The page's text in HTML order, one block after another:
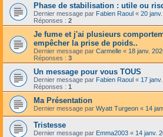
Phase de stabilisation : utile ou
Dernier message par Fabien Raoul « 20
Réponses : 2
Je fume et j'ai plusieurs
empêcher la prise de poids..
Dernier message par Carmelle « 18 janv.
Réponses : 3
Un message pour vous TOUS
Dernier message par Fabien Raoul « 17
Réponses : 1
Ma Présentation
Dernier message par Wyatt Turgeon « 14
Tristesse
Dernier message par Emma2003 « 14 janv.